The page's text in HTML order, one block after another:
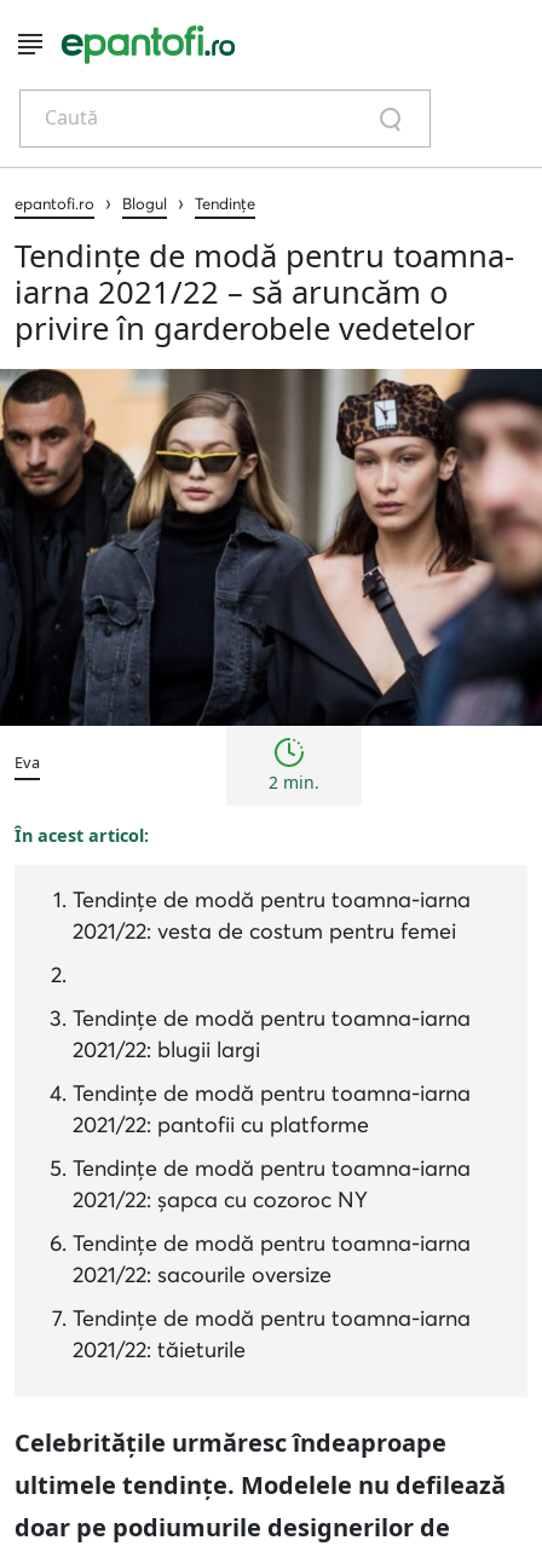
Caută
epantofi.ro › Blogul › Tendințe
Tendințe de modă pentru toamna-
iarna 2021/22 – să aruncăm o
privire în garderobele vedetelor
Tendințe
Eva
2 min.
În acest articol:
Tendințe de modă pentru toamna-iarna
2021/22: vesta de costum pentru femei
Tendințe de modă pentru toamna-iarna
2021/22: blugii largi
Tendințe de modă pentru toamna-iarna
2021/22: pantofii cu platforme
Tendințe de modă pentru toamna-iarna
2021/22: șapca cu cozoroc NY
Tendințe de modă pentru toamna-iarna
2021/22: sacourile oversize
Tendințe de modă pentru toamna-iarna
2021/22: tăieturile
Celebritățile urmăresc îndeaproape
ultimele tendințe. Modelele nu defilează
doar pe podiumurile designerilor de